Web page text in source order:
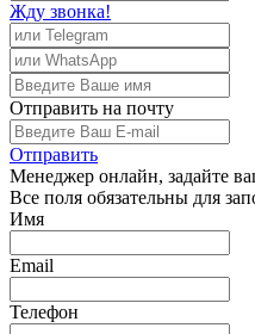
Жду звонка!
Отправить на почту
Отправить
Менеджер онлайн, задайте
Все поля обязательны для
Имя
Email
Телефон